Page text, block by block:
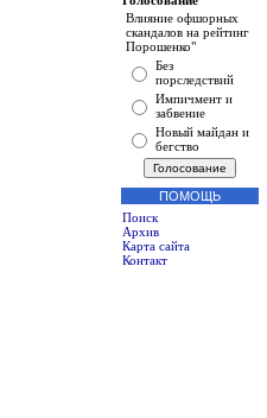
Влияние офшорных
скандалов на рейтинг
Порошенко"
Без
порследствий
Импичмент и
забвение
Новый майдан и
бегство
ПОМОЩЬ
Поиск
Архив
Карта сайта
Контакт